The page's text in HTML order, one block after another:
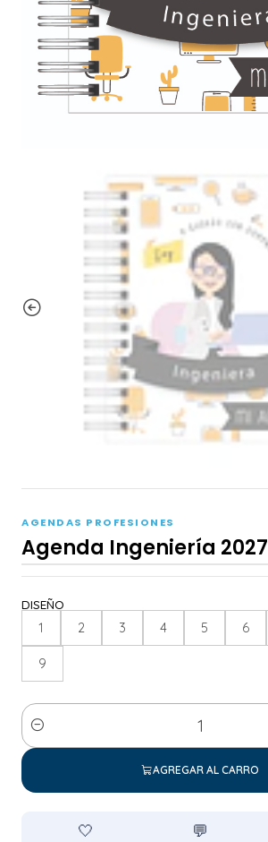
AGENDAS PROFESIONES
Agenda Ingeniería 2027
DISEÑO
1 2 3 4 5 6
9
Cantidad
AGREGAR AL CARRO
🤍 💬